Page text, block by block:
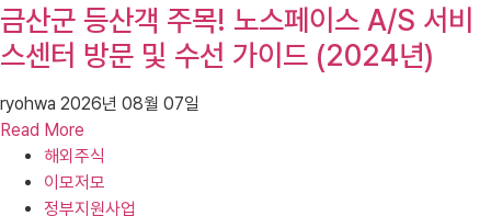
금산군 등산객 주목! 노스페이스 A/S 서비
스센터 방문 및 수선 가이드 (2024년)
ryohwa 2026년 08월 07일
Read More
해외주식
이모저모
정부지원사업